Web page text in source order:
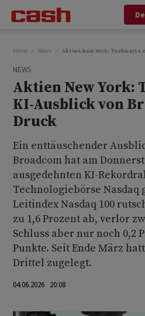
Home News Aktien New York: Techwerte
NEWS
Aktien New York:
KI-Ausblick von
Druck
Ein enttäuschender
Broadcom hat am
ausgedehnten KI-
Technologiebörse Nasdaq
Leitindex Nasdaq 100
zu 1,6 Prozent ab, verlor
Schluss aber nur noch 0,2
Punkte. Seit Ende März
Drittel zugelegt.
04.06.2026 20:08